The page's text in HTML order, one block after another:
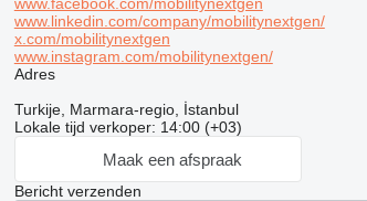
www.linkedin.com/company/mobilitynextgen/
x.com/mobilitynextgen
www.instagram.com/mobilitynextgen/
Adres
Turkije, Marmara-regio, İstanbul
Lokale tijd verkoper: 14:00 (+03)
Maak een afspraak
Bericht verzenden